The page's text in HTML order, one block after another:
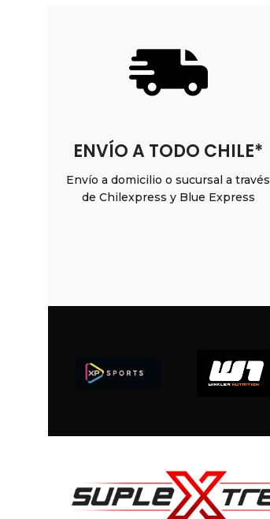
ENVÍO A TODO CHILE*
Envío a domicilio o sucursal a través
de Chilexpress y Blue Express